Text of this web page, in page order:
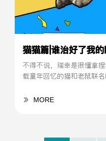
猫猫篇|谁治好了我的
不得不说，瑞幸是很懂拿
载童年回忆的猫和老鼠联
MORE